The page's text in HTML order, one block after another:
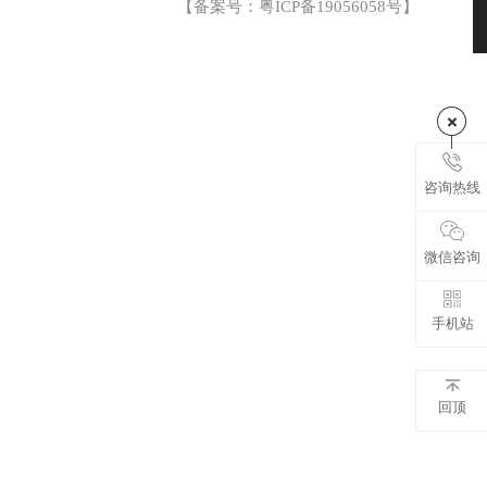
【备案号： 粤ICP备19056058号】
咨询热线
微信咨询
手机站
回顶